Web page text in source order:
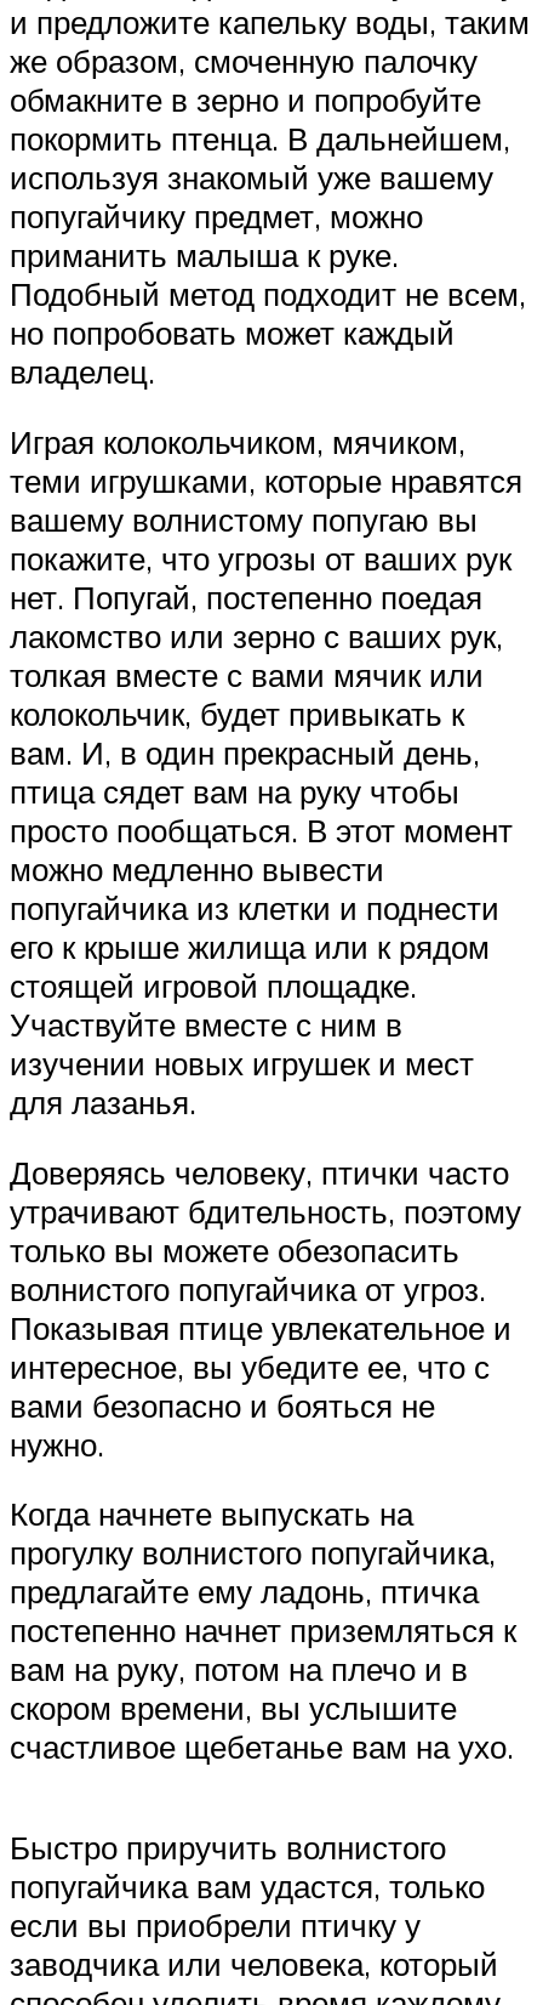
и предложите капельку воды, таким
же образом, смоченную палочку
обмакните в зерно и попробуйте
покормить птенца. В дальнейшем,
используя знакомый уже вашему
попугайчику предмет, можно
приманить малыша к руке.
Подобный метод подходит не всем,
но попробовать может каждый
владелец.
Играя колокольчиком, мячиком,
теми игрушками, которые нравятся
вашему волнистому попугаю вы
покажите, что угрозы от ваших рук
нет. Попугай, постепенно поедая
лакомство или зерно с ваших рук,
толкая вместе с вами мячик или
колокольчик, будет привыкать к
вам. И, в один прекрасный день,
птица сядет вам на руку чтобы
просто пообщаться. В этот момент
можно медленно вывести
попугайчика из клетки и поднести
его к крыше жилища или к рядом
стоящей игровой площадке.
Участвуйте вместе с ним в
изучении новых игрушек и мест
для лазанья.
Доверяясь человеку, птички часто
утрачивают бдительность, поэтому
только вы можете обезопасить
волнистого попугайчика от угроз.
Показывая птице увлекательное и
интересное, вы убедите ее, что с
вами безопасно и бояться не
нужно.
Когда начнете выпускать на
прогулку волнистого попугайчика,
предлагайте ему ладонь, птичка
постепенно начнет приземляться к
вам на руку, потом на плечо и в
скором времени, вы услышите
счастливое щебетанье вам на ухо.
Быстро приручить волнистого
попугайчика вам удастся, только
если вы приобрели птичку у
заводчика или человека, который